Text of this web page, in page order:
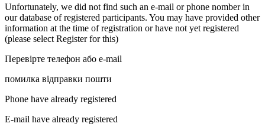
Unfortunately, we did not find such an e-mail or phone nomber in
our database of registered participants. You may have provided other
information at the time of registration or have not yet registered
(please select Register for this)
Перевірте телефон або e-mail
помилка відправки пошти
Phone have already registered
E-mail have already registered